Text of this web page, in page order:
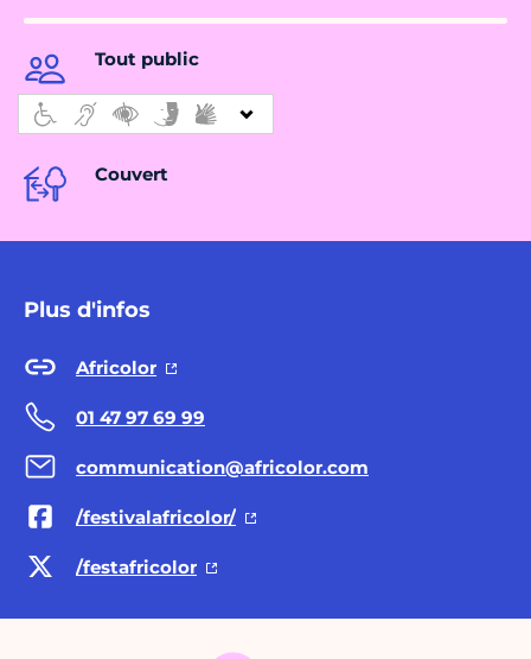
Tout public
Couvert
Plus d'infos
Africolor
01 47 97 69 99
communication@africolor.com
/festivalafricolor/
/festafricolor